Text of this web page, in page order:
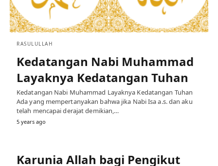
RASULULLAH
Kedatangan Nabi Muhammad
Layaknya Kedatangan Tuhan
Kedatangan Nabi Muhammad Layaknya Kedatangan Tuhan
Ada yang mempertanyakan bahwa jika Nabi Isa a.s. dan aku
telah mencapai derajat demikian,…
5 years ago
Karunia Allah bagi Pengikut